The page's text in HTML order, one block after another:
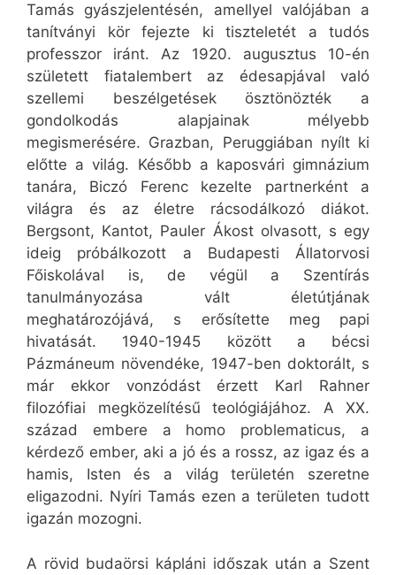
Tamás gyászjelentésén, amellyel valójában a
tanítványi kör fejezte ki tiszteletét a tudós
professzor iránt. Az 1920. augusztus 10-én
született fiatalembert az édesapjával való
szellemi beszélgetések ösztönözték a
gondolkodás alapjainak mélyebb
megismerésére. Grazban, Peruggiában nyílt ki
előtte a világ. Később a kaposvári gimnázium
tanára, Biczó Ferenc kezelte partnerként a
világra és az életre rácsodálkozó diákot.
Bergsont, Kantot, Pauler Ákost olvasott, s egy
ideig próbálkozott a Budapesti Állatorvosi
Főiskolával is, de végül a Szentírás
tanulmányozása vált életútjának
meghatározójává, s erősítette meg papi
hivatását. 1940-1945 között a bécsi
Pázmáneum növendéke, 1947-ben doktorált, s
már ekkor vonzódást érzett Karl Rahner
filozófiai megközelítésű teológiájához. A XX.
század embere a homo problematicus, a
kérdező ember, aki a jó és a rossz, az igaz és a
hamis, Isten és a világ területén szeretne
eligazodni. Nyíri Tamás ezen a területen tudott
igazán mozogni.
A rövid budaörsi kápláni időszak után a Szent